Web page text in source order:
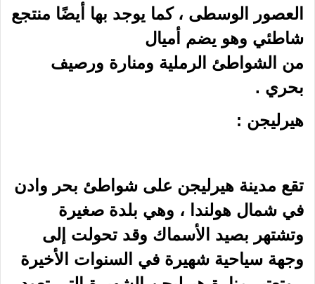
العصور الوسطى ، كما يوجد بها أيضًا منتجع
شاطئي وهو يضم أميال
من الشواطئ الرملية ومنارة ورصيف
بحري .
هيرليجن :
تقع مدينة هيرليجن على شواطئ بحر وادن
في شمال هولندا ، وهي بلدة صغيرة
وتشتهر بصيد الأسماك وقد تحولت إلى
وجهة سياحية شهيرة في السنوات الأخيرة